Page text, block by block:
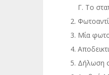
Γ. Το
Μία
Δήλωση